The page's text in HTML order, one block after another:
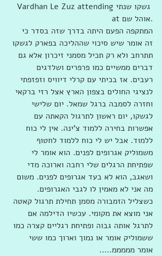
‎Vardhan Le Zuz attending ‎גשקו שנתי‎
at ‎‎אוהל שם‎‎‎.
המתקפה הפעם היתה בדרך שזה בסדר כי
זה אומר שיש סיכוי שההליכה בפארק לגשקו
תתרחב ולא רק תכיל מסמני זיכרון אלא גם
דברים ממשיים כמו פרפרים ושלדגים
רעבים. אז בכיתי עם קרלי דיוויס וזפזפתי
לנציגי החולים בצפון הארץ אצל רזי ברקאי
וחזרה לסמבה ברגל שמאל. יום שלישי
לגשקו, יום ראשון לתרגול הקאתה עם
אפשרות בחירה ללמוד צ'ינה. אין לי כוח
ללמוד. אבל יש לי כוח ללמוד לחטוף
משמוליק אגרופים לפנים. הוא אומר לי
שפתיחת הרגלים שלי רחבה וארוכה מדי
ושאגב, הוא לא בעד אגרופים לפנים. משום
מה אני לא מאמין לו לגבי האגרופים.
כשצליל הזמבורה מסמן תחילת תרגול קאטה
אני מוצא את מקומי. עכשיו הדילמה אם
לתרגל אותה גבוה ופתיחת רגליים קצרה כמו
ששמוליק אומר או נמוך וארוך כמו ששי
אומר מממממ.....